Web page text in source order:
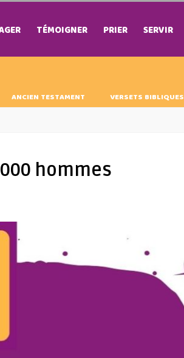
TÉMOIGNER PRIER SERVIR
ANCIEN TESTAMENT VERSETS BIBLIQUES
hommes